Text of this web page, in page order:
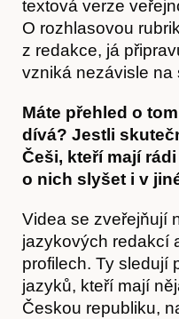
textová verze
O rozhlasovou
z redakce, já
vzniká nezávisle na
Máte přehled o
dívá? Jestli
Češi, kteří mají
o nich slyšet i v
Videa se zveřejňují
jazykových redakcí
profilech. Ty sledují
jazyků, kteří mají
Českou republiku,